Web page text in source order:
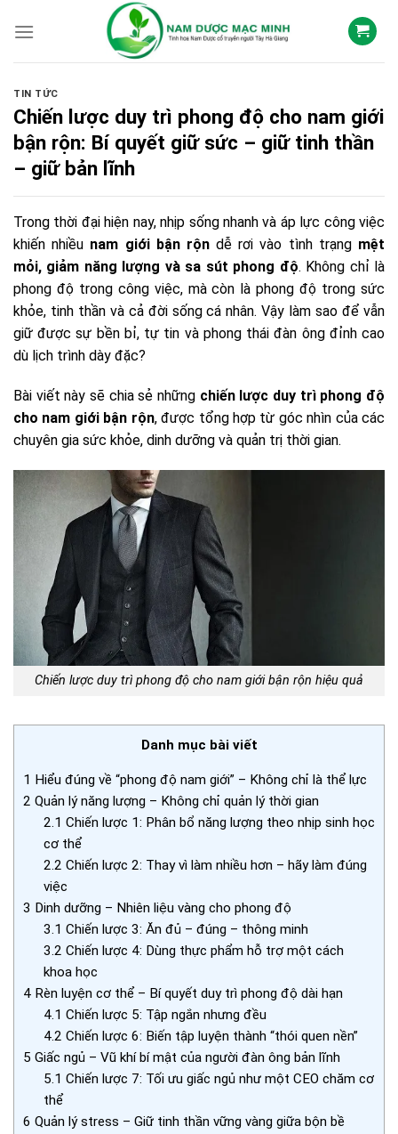
TIN TỨC
Chiến lược duy trì phong độ cho nam giới
bận rộn: Bí quyết giữ sức – giữ tinh thần
– giữ bản lĩnh
Trong thời đại hiện nay, nhịp sống nhanh và áp lực công việc
khiến nhiều nam giới bận rộndễ rơi vào tình trạng mệt
mỏi, giảm năng lượng và sa sút phong độ. Không chỉ là
phong độ trong công việc, mà còn là phong độ trong sức
khỏe, tinh thần và cả đời sống cá nhân. Vậy làm sao để vẫn
giữ được sự bền bỉ, tự tin và phong thái đàn ông đỉnh cao
dù lịch trình dày đặc?
Bài viết này sẽ chia sẻ những chiến lược duy trì phong độ
cho nam giới bận rộn, được tổng hợp từ góc nhìn của các
chuyên gia sức khỏe, dinh dưỡng và quản trị thời gian.
Chiến lược duy trì phong độ cho nam giới bận rộn hiệu quả
Danh mục bài viết
1 Hiểu đúng về “phong độ nam giới” – Không chỉ là thể lực
2 Quản lý năng lượng – Không chỉ quản lý thời gian
2.1 Chiến lược 1: Phân bổ năng lượng theo nhịp sinh học
cơ thể
2.2 Chiến lược 2: Thay vì làm nhiều hơn – hãy làm đúng
việc
3 Dinh dưỡng – Nhiên liệu vàng cho phong độ
3.1 Chiến lược 3: Ăn đủ – đúng – thông minh
3.2 Chiến lược 4: Dùng thực phẩm hỗ trợ một cách
khoa học
4 Rèn luyện cơ thể – Bí quyết duy trì phong độ dài hạn
4.1 Chiến lược 5: Tập ngắn nhưng đều
4.2 Chiến lược 6: Biến tập luyện thành “thói quen nền”
5 Giấc ngủ – Vũ khí bí mật của người đàn ông bản lĩnh
5.1 Chiến lược 7: Tối ưu giấc ngủ như một CEO chăm cơ
thể
6 Quản lý stress – Giữ tinh thần vững vàng giữa bộn bề